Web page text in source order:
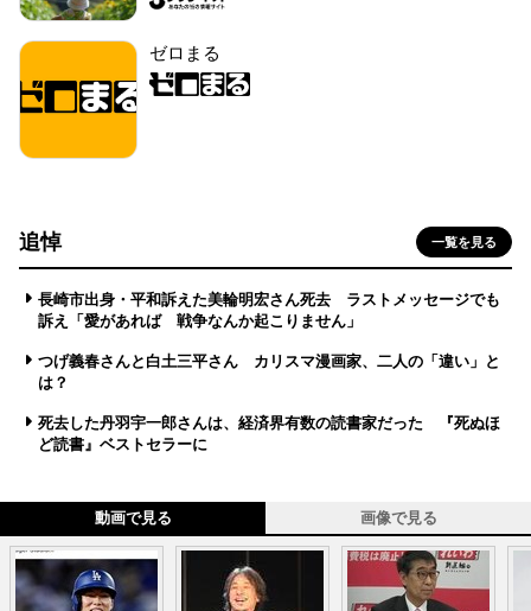
ゼロまる
追悼 一覧を見る
長崎市出身・平和訴えた美輪明宏さん死去 ラストメッセージでも
訴え「愛があれば 戦争なんか起こりません」
つげ義春さんと白土三平さん カリスマ漫画家、二人の「違い」と
は？
死去した丹羽宇一郎さんは、経済界有数の読書家だった 『死ぬほ
ど読書』ベストセラーに
動画で見る 画像で見る